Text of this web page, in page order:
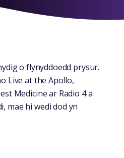
o flynyddoedd prysur.
Live at the Apollo,
Medicine ar Radio 4 a
mae hi wedi dod yn